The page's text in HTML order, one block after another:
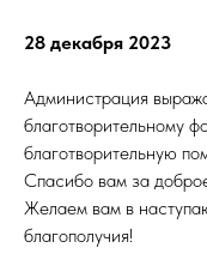
28 декабря 2023
Администрация
благотворительному
благотворительную
Спасибо вам за
Желаем вам в
благополучия!